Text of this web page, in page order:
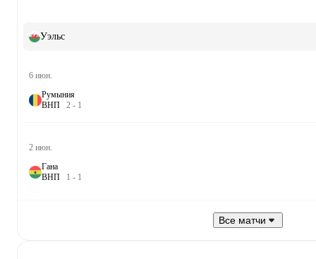
Уэльс
6 июн.
Румыния
ВНП 2 - 1
2 июн.
Гана
ВНП 1 - 1
Все матчи